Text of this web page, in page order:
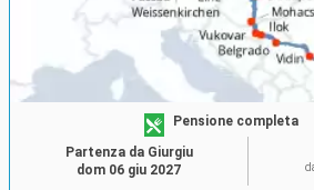
Pensione completa
Partenza da Giurgiu
dom 06 giu 2027